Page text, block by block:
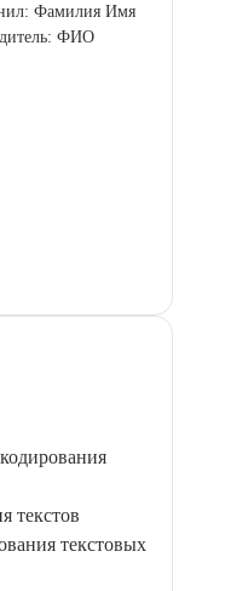
Фамилия Имя
ФИО
текстов
текстовых